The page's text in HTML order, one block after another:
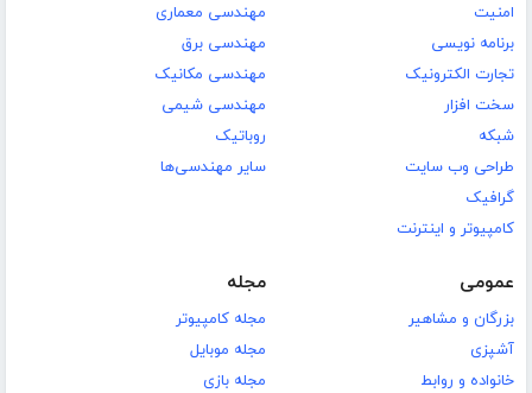
امنیت
برنامه نویسی
تجارت الکترونیک
سخت افزار
شبکه
طراحی وب سایت
گرافیک
کامپیوتر و اینترنت
مهندسی معماری
مهندسی برق
مهندسی مکانیک
مهندسی شیمی
روباتیک
سایر مهندسی‌ها
عمومی
بزرگان و مشاهیر
آشپزی
خانواده و روابط
مجله
مجله کامپیوتر
مجله موبایل
مجله بازی